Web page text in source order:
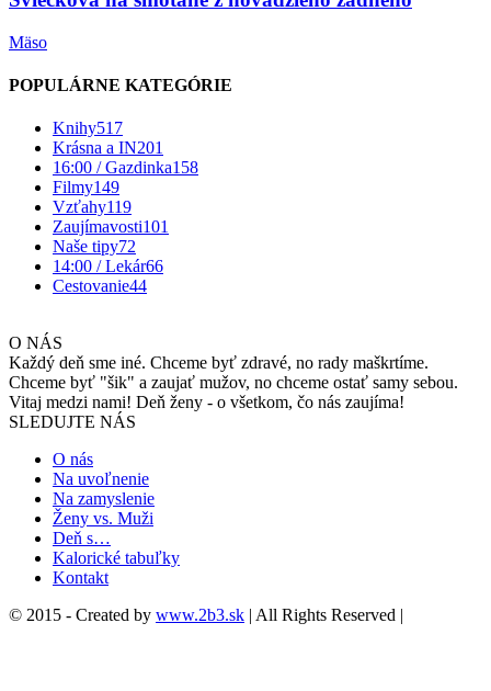
Mäso
POPULÁRNE KATEGÓRIE
Knihy517
Krásna a IN201
16:00 / Gazdinka158
Filmy149
Vzťahy119
Zaujímavosti101
Naše tipy72
14:00 / Lekár66
Cestovanie44
O NÁS
Každý deň sme iné. Chceme byť zdravé, no rady maškrtíme.
Chceme byť "šik" a zaujať mužov, no chceme ostať samy sebou.
Vitaj medzi nami! Deň ženy - o všetkom, čo nás zaujíma!
SLEDUJTE NÁS
O nás
Na uvoľnenie
Na zamyslenie
Ženy vs. Muži
Deň s…
Kalorické tabuľky
Kontakt
© 2015 - Created by www.2b3.sk | All Rights Reserved |